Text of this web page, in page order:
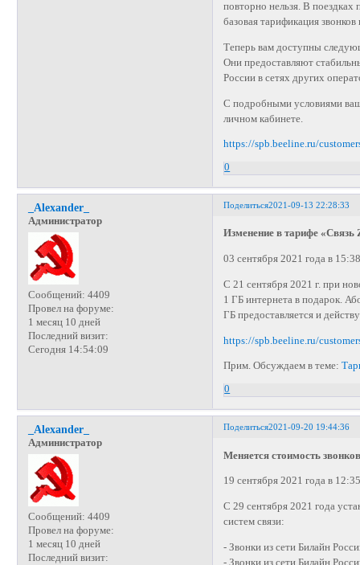
повторно нельзя. В поездках
базовая тарификация звонков
Теперь вам доступны
Они предоставляют
России в сетях других
С подробными условиями
личном кабинете.
https://spb.beeline.ru/
0
Поделиться2021-09-13 22:28:33
_Alexander_
Администратор
Сообщений: 4409
Провел на форуме:
1 месяц 10 дней
Последний визит:
Сегодня 14:54:09
Изменение в тарифе «Связь
03 сентября 2021 года в
C 21 сентября 2021 г. при
1 ГБ интернета в подарок.
ГБ предоставляется и
https://spb.beeline.ru/
Прим. Обсуждаем в теме:
0
Поделиться2021-09-20 19:44:36
_Alexander_
Администратор
Сообщений: 4409
Провел на форуме:
1 месяц 10 дней
Последний визит:
Меняется стоимость
19 сентября 2021 года в
С 29 сентября 2021 года
систем связи:
- Звонки из сети Билайн
- Звонки из сети Билайн